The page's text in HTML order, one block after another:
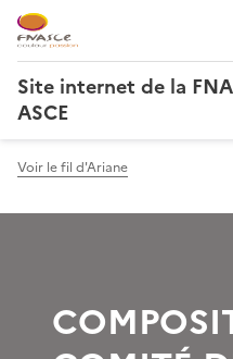
Site internet de la
ASCE
Voir le fil d'Ariane